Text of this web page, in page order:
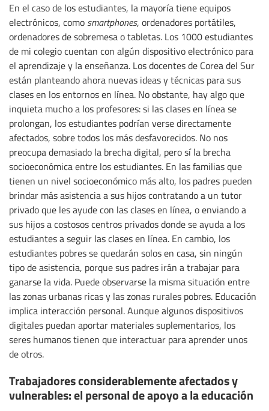
En el caso de los estudiantes, la mayoría tiene equipos
electrónicos, como smartphones, ordenadores portátiles,
ordenadores de sobremesa o tabletas. Los 1000 estudiantes
de mi colegio cuentan con algún dispositivo electrónico para
el aprendizaje y la enseñanza. Los docentes de Corea del Sur
están planteando ahora nuevas ideas y técnicas para sus
clases en los entornos en línea. No obstante, hay algo que
inquieta mucho a los profesores: si las clases en línea se
prolongan, los estudiantes podrían verse directamente
afectados, sobre todos los más desfavorecidos. No nos
preocupa demasiado la brecha digital, pero sí la brecha
socioeconómica entre los estudiantes. En las familias que
tienen un nivel socioeconómico más alto, los padres pueden
brindar más asistencia a sus hijos contratando a un tutor
privado que les ayude con las clases en línea, o enviando a
sus hijos a costosos centros privados donde se ayuda a los
estudiantes a seguir las clases en línea. En cambio, los
estudiantes pobres se quedarán solos en casa, sin ningún
tipo de asistencia, porque sus padres irán a trabajar para
ganarse la vida. Puede observarse la misma situación entre
las zonas urbanas ricas y las zonas rurales pobres. Educación
implica interacción personal. Aunque algunos dispositivos
digitales puedan aportar materiales suplementarios, los
seres humanos tienen que interactuar para aprender unos
de otros.
Trabajadores considerablemente afectados y
vulnerables: el personal de apoyo a la educación